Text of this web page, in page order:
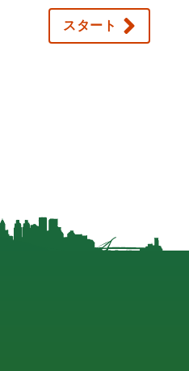
スタート